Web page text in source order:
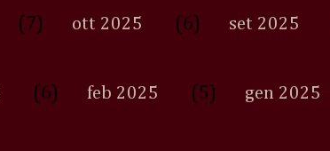
(7) ott 2025 (6) set 2025
(6) feb 2025 (5) gen 2025